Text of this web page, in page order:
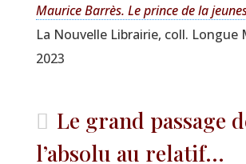
Mau­rice Bar­rès. Le prince de la
La Nou­velle Librai­rie, coll. Longue
2023
Le grand passage
l’absolu au relatif...